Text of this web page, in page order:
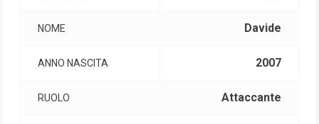
NOME Davide
ANNO NASCITA 2007
RUOLO Attaccante